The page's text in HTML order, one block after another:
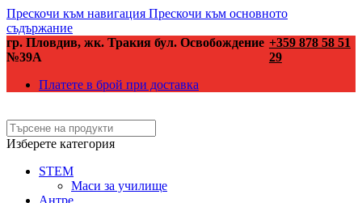
Прескочи към навигация Прескочи към основното
съдържание
гр. Пловдив, жк. Тракия бул. Освобождение
№39А
+359 878 58 51
29
Платете в брой при доставка
Изберете категория
STEM
Маси за училище
Антре